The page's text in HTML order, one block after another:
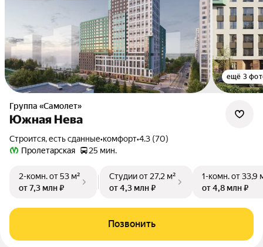
ещё 3
Группа «Самолет»
Южная Нева
Строится, есть сданные•комфорт•4.3 (70)
Пролетарская
25 мин.
2-комн.от 53 м²
от 7,3 млн ₽
Студииот 27,2 м²
от 4,3 млн ₽
1-комн.от 33,9
от 4,8 млн ₽
Позвонить